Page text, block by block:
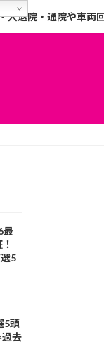
入退院・通院や車両
最
5
5頭
去